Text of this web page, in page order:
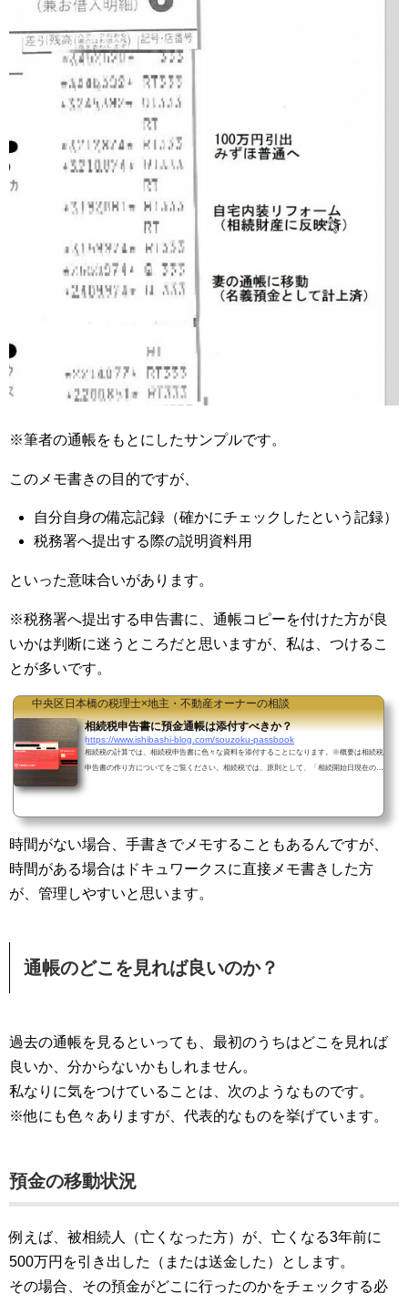
※筆者の通帳をもとにしたサンプルです。
このメモ書きの目的ですが、
自分自身の備忘記録（確かにチェックしたという記録）
税務署へ提出する際の説明資料用
といった意味合いがあります。
※税務署へ提出する申告書に、通帳コピーを付けた方が良
いかは判断に迷うところだと思いますが、私は、つけるこ
とが多いです。
中央区日本橋の税理士×地主・不動産オーナーの相談
相続税申告書に預金通帳は添付すべきか？
https://www.ishibashi-blog.com/souzoku-passbook
相続税の計算では、相続税申告書に色々な資料を添付することになります。※概要は相続税
申告書の作り方についてをご覧ください。相続税では、原則として、「相続開始日現在の遺
験が少なかった時期、つぎのような疑問がありました。「相続税申告書に、預金通帳のコピ
結果が...
時間がない場合、手書きでメモすることもあるんですが、
時間がある場合はドキュワークスに直接メモ書きした方
が、管理しやすいと思います。
通帳のどこを見れば良いのか？
過去の通帳を見るといっても、最初のうちはどこを見れば
良いか、分からないかもしれません。
私なりに気をつけていることは、次のようなものです。
※他にも色々ありますが、代表的なものを挙げています。
預金の移動状況
例えば、被相続人（亡くなった方）が、亡くなる3年前に
500万円を引き出した（または送金した）とします。
その場合、その預金がどこに行ったのかをチェックする必